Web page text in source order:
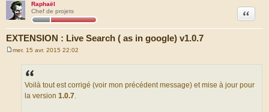
Raphaël
Chef de projets
EXTENSION : Live Search ( as in google) v1.0.7
Citation
mer. 15 avr. 2015 22:02
Voilà tout est corrigé (voir mon précédent message) et mise à jour pour
la version 1.0.7